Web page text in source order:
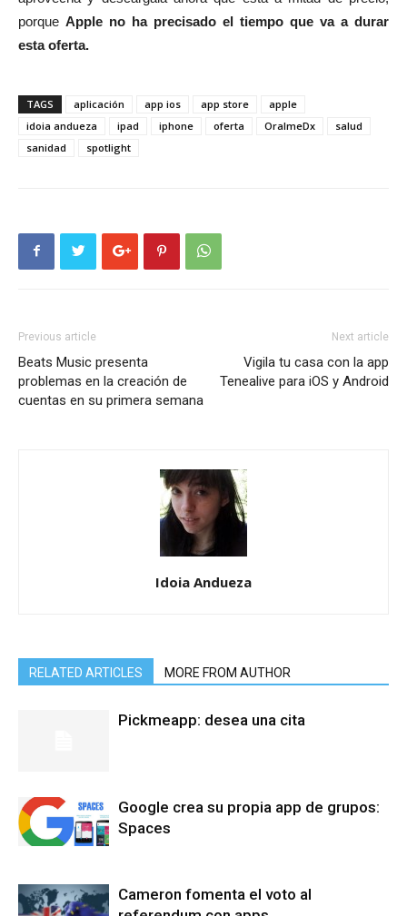
porque Apple no ha precisado el tiempo que va a durar
esta oferta.
TAGS aplicación app ios app store
apple
idoia andueza
ipad iphone oferta OralmeDx
salud
sanidad
spotlight
Previous article
Beats Music presenta
problemas en la creación de
cuentas en su primera semana
Next article
Vigila tu casa con la app
Tenealive para iOS y Android
Idoia Andueza
RELATED ARTICLES MORE FROM AUTHOR
Pickmeapp: desea una cita
Google crea su propia app de grupos:
Spaces
Cameron fomenta el voto al